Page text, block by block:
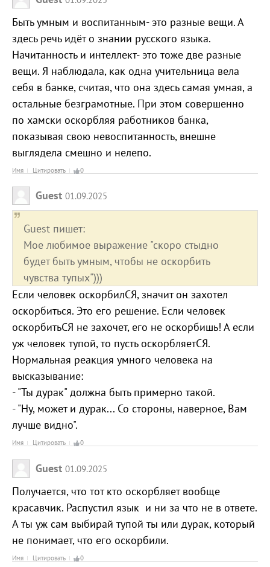
Быть умным и воспитанным- это разные вещи. А
здесь речь идёт о знании русского языка.
Начитанность и интеллект- это тоже две разные
вещи. Я наблюдала, как одна учительница вела
себя в банке, считая, что она здесь самая умная, а
остальные безграмотные. При этом совершенно
по хамски оскорбляя работников банка,
показывая свою невоспитанность, внешне
выглядела смешно и нелепо.
Имя Цитировать 0
Guest 01.09.2025
Guest пишет:
Мое любимое выражение "скоро стыдно
будет быть умным, чтобы не оскорбить
чувства тупых")))
Если человек оскорбилСЯ, значит он захотел
оскорбиться. Это его решение. Если человек
оскорбитьСЯ не захочет, его не оскорбишь! А если
уж человек тупой, то пусть оскорбляетСЯ.
Нормальная реакция умного человека на
высказывание:
- "Ты дурак" должна быть примерно такой.
- "Ну, может и дурак... Со стороны, наверное, Вам
лучше видно".
Имя Цитировать 0
Guest 01.09.2025
Получается, что тот кто оскорбляет вообще
красавчик. Распустил язык и ни за что не в ответе.
А ты уж сам выбирай тупой ты или дурак, который
не понимает, что его оскорбили.
Имя Цитировать 0